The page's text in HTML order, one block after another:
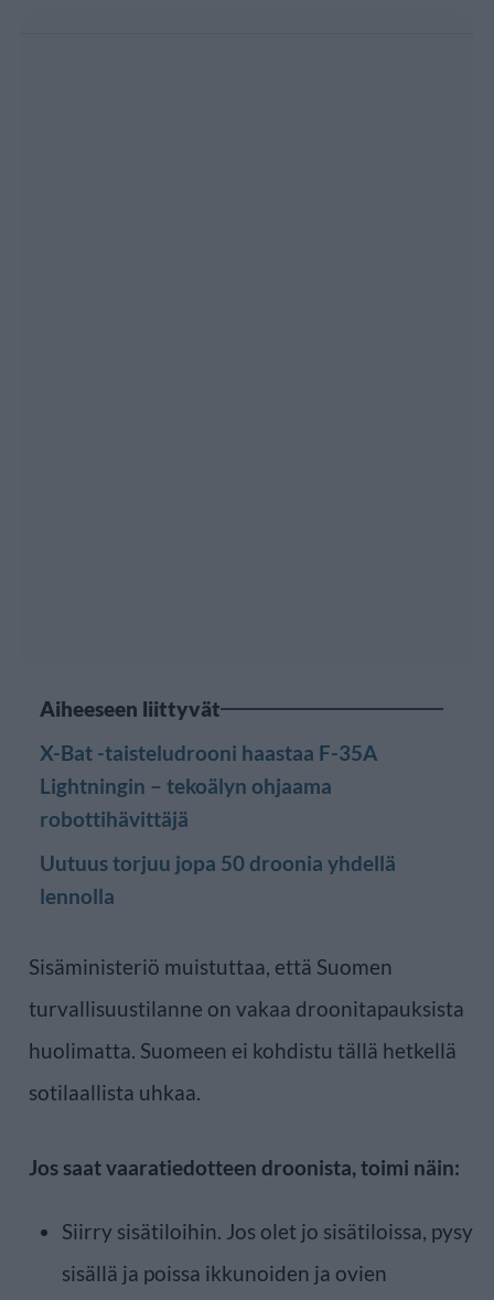
Aiheeseen liittyvät
X-Bat -taisteludrooni haastaa F-35A
Lightningin – tekoälyn ohjaama
robottihävittäjä
Uutuus torjuu jopa 50 droonia yhdellä
lennolla
Sisäministeriö muistuttaa, että Suomen
turvallisuustilanne on vakaa droonitapauksista
huolimatta. Suomeen ei kohdistu tällä hetkellä
sotilaallista uhkaa.
Jos saat vaaratiedotteen droonista, toimi näin:
Siirry sisätiloihin. Jos olet jo sisätiloissa, pysy
sisällä ja poissa ikkunoiden ja ovien